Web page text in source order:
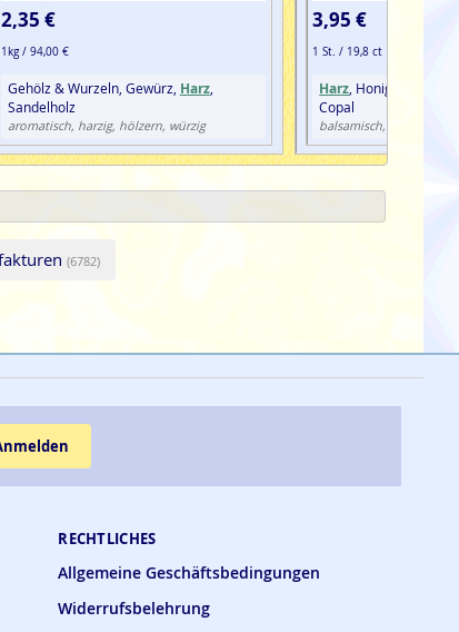
2,35 €
1kg / 94,00 €
Gehölz & Wurzeln, Gewürz, Harz,
Sandelholz
aromatisch, harzig, hölzern, würzig
3,95 €
1 St. / 19,8 ct
Harz , Honig,
Copal
balsamisch,
(6782)
RECHTLICHES
Allgemeine Geschäftsbedingungen
Widerrufsbelehrung